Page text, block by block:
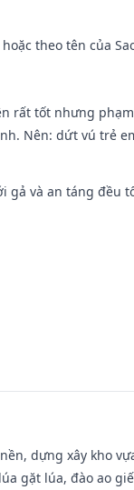
theo tên của
rất tốt nhưng
Nên: dứt vú trẻ
gả và an táng đều
dựng xây kho
gặt lúa, đào ao